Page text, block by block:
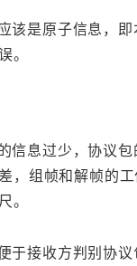
该是原子信息，
。
信息过少，协议
，组帧和解帧的
。
于接收方判别协